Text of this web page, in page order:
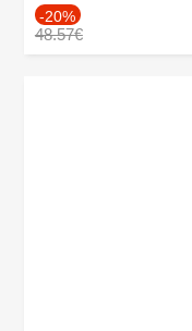
-20%
48.57€